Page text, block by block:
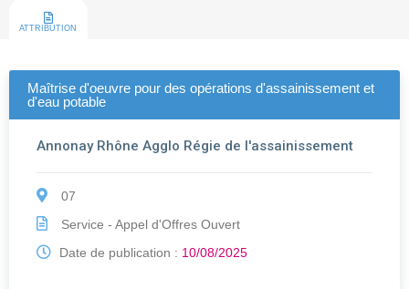
ATTRIBUTION
Maîtrise d'oeuvre pour des opérations d'assainissement et
d'eau potable
Annonay Rhône Agglo Régie de l'assainissement
07
Service - Appel d'Offres Ouvert
Date de publication : 10/08/2025